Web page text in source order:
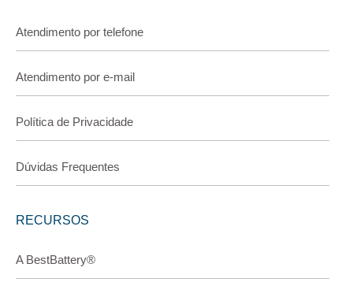
Atendimento por telefone
Atendimento por e-mail
Política de Privacidade
Dúvidas Frequentes
RECURSOS
A BestBattery®